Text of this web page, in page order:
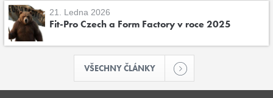
21. Ledna 2026
Fit-Pro Czech a Form Factory v roce 2025
VŠECHNY ČLÁNKY